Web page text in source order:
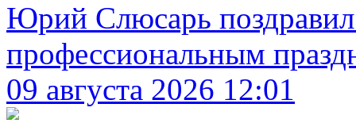
Юрий Слюсарь поздравил
профессиональным
09 августа 2026 12:01